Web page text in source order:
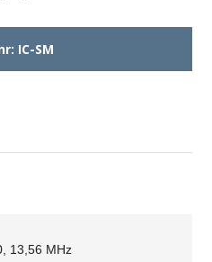
IC-SM
13,56 MHz